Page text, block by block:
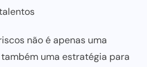
não é apenas uma
uma estratégia para